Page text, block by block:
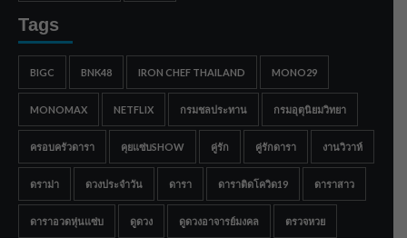
Tags
BIGC BNK48 IRON CHEF THAILAND MONO29
MONOMAX NETFLIX กรมชลประทาน กรมอุตุนิยมวิทยา
ครอบครัวดารา คุยแซ่บSHOW คู่รัก คู่รักดารา งานวิวาห์
ดราม่า ดวงประจำวัน ดารา ดาราติดโควิด19 ดาราสาว
ดาราอวดหุ่นแซ่บ ดูดวง ดูดวงอาจารย์มงคล ตรวจหวย